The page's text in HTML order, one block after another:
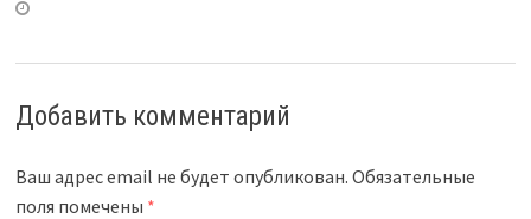
Добавить комментарий
Ваш адрес email не будет опубликован. Обязательные
поля помечены *